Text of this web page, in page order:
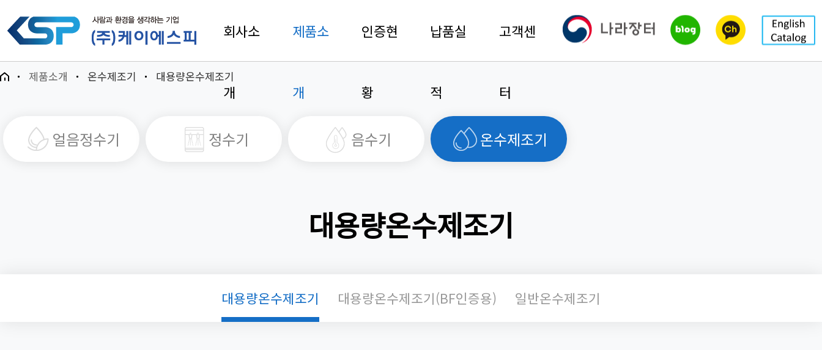
회사소
개
제품소
개
인증현
황
납품실
적
고객센
터
제품소개 온수제조기 대용량온수제조기
얼음정수기 정수기 음수기 온수제조기
대용량온수제조기
대용량온수제조기 대용량온수제조기(BF인증용) 일반온수제조기